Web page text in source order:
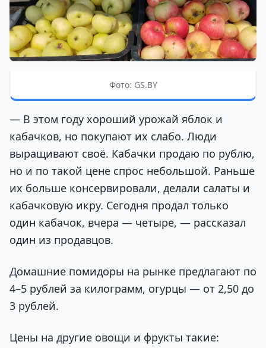
Фото: GS.BY
— В этом году хороший урожай яблок и
кабачков, но покупают их слабо. Люди
выращивают своё. Кабачки продаю по рублю,
но и по такой цене спрос небольшой. Раньше
их больше консервировали, делали салаты и
кабачковую икру. Сегодня продал только
один кабачок, вчера — четыре, — рассказал
один из продавцов.
Домашние помидоры на рынке предлагают по
4–5 рублей за килограмм, огурцы — от 2,50 до
3 рублей.
Цены на другие овощи и фрукты такие: